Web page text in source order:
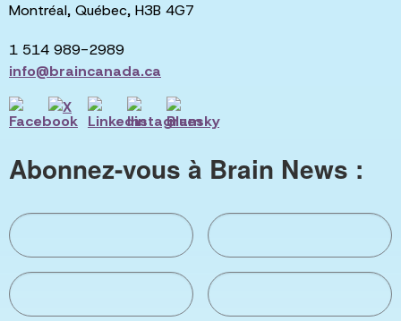
Montréal, Québec, H3B 4G7
1 514 989-2989
info@braincanada.ca
Abonnez-vous à Brain News :